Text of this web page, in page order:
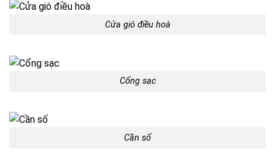
Cửa gió điều hoà
Cổng sạc
Cần số